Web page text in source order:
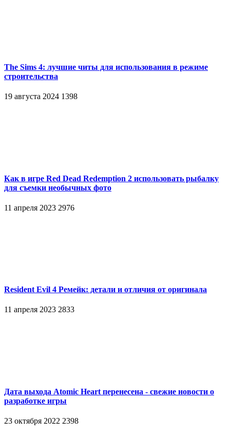
The Sims 4: лучшие читы для использования в режиме
строительства
19 августа 2024 1398
Как в игре Red Dead Redemption 2 использовать рыбалку
для съемки необычных фото
11 апреля 2023 2976
Resident Evil 4 Ремейк: детали и отличия от оригинала
11 апреля 2023 2833
Дата выхода Atomic Heart перенесена - свежие новости о
разработке игры
23 октября 2022 2398